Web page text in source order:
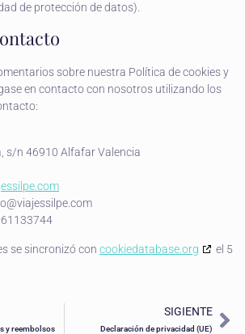
de protección de datos).
sobre nuestra Política de cookies y
en contacto con nosotros utilizando los
s/n 46910 Alfafar Valencia
viajessilpe.com
se sincronizó con cookiedatabase.org
el 5
y reembolsos
SIGIENTE
Declaración de privacidad (UE)